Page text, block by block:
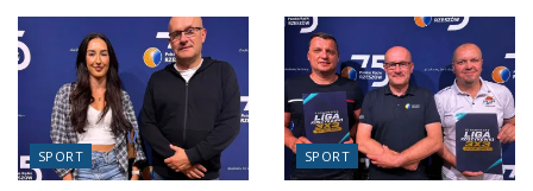
SPORT SPORT